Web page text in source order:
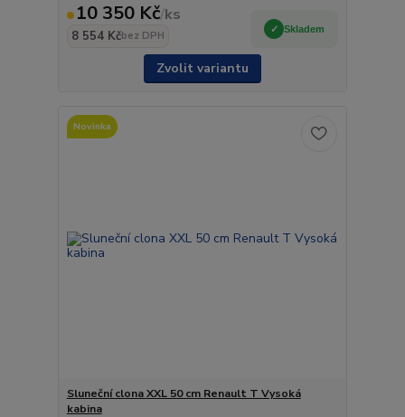
10 350 Kč/ks
8 554 Kčbez DPH
Skladem
Zvolit variantu
Novinka
Sluneční clona XXL 50 cm Renault T Vysoká
kabina